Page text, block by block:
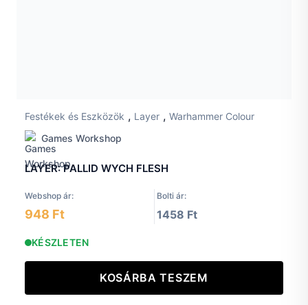
Festékek és Eszközök , Layer , Warhammer Colour
Games Workshop
LAYER: PALLID WYCH FLESH
Webshop ár: Bolti ár:
948 Ft 1458 Ft
KÉSZLETEN
KOSÁRBA TESZEM